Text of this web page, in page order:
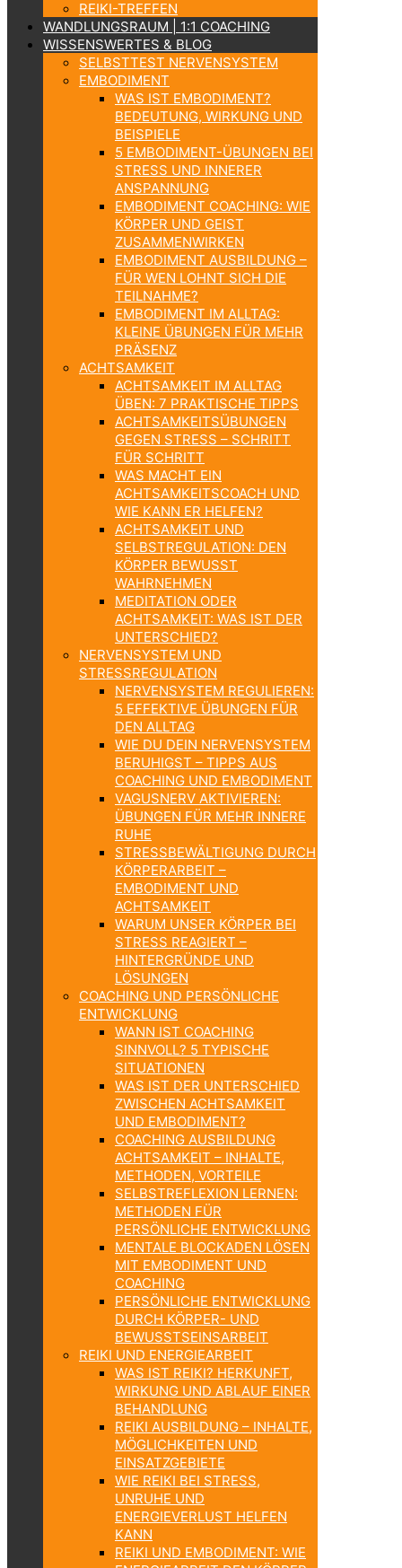
REIKI-TREFFEN
WANDLUNGSRAUM | 1:1 COACHING
WISSENSWERTES & BLOG
SELBSTTEST NERVENSYSTEM
EMBODIMENT
WAS IST EMBODIMENT?
BEDEUTUNG, WIRKUNG UND
BEISPIELE
5 EMBODIMENT-ÜBUNGEN BEI
STRESS UND INNERER
ANSPANNUNG
EMBODIMENT COACHING: WIE
KÖRPER UND GEIST
ZUSAMMENWIRKEN
EMBODIMENT AUSBILDUNG –
FÜR WEN LOHNT SICH DIE
TEILNAHME?
EMBODIMENT IM ALLTAG:
KLEINE ÜBUNGEN FÜR MEHR
PRÄSENZ
ACHTSAMKEIT
ACHTSAMKEIT IM ALLTAG
ÜBEN: 7 PRAKTISCHE TIPPS
ACHTSAMKEITSÜBUNGEN
GEGEN STRESS – SCHRITT
FÜR SCHRITT
WAS MACHT EIN
ACHTSAMKEITSCOACH UND
WIE KANN ER HELFEN?
ACHTSAMKEIT UND
SELBSTREGULATION: DEN
KÖRPER BEWUSST
WAHRNEHMEN
MEDITATION ODER
ACHTSAMKEIT: WAS IST DER
UNTERSCHIED?
NERVENSYSTEM UND
STRESSREGULATION
NERVENSYSTEM REGULIEREN:
5 EFFEKTIVE ÜBUNGEN FÜR
DEN ALLTAG
WIE DU DEIN NERVENSYSTEM
BERUHIGST – TIPPS AUS
COACHING UND EMBODIMENT
VAGUSNERV AKTIVIEREN:
ÜBUNGEN FÜR MEHR INNERE
RUHE
STRESSBEWÄLTIGUNG DURCH
KÖRPERARBEIT –
EMBODIMENT UND
ACHTSAMKEIT
WARUM UNSER KÖRPER BEI
STRESS REAGIERT –
HINTERGRÜNDE UND
LÖSUNGEN
COACHING UND PERSÖNLICHE
ENTWICKLUNG
WANN IST COACHING
SINNVOLL? 5 TYPISCHE
SITUATIONEN
WAS IST DER UNTERSCHIED
ZWISCHEN ACHTSAMKEIT
UND EMBODIMENT?
COACHING AUSBILDUNG
ACHTSAMKEIT – INHALTE,
METHODEN, VORTEILE
SELBSTREFLEXION LERNEN:
METHODEN FÜR
PERSÖNLICHE ENTWICKLUNG
MENTALE BLOCKADEN LÖSEN
MIT EMBODIMENT UND
COACHING
PERSÖNLICHE ENTWICKLUNG
DURCH KÖRPER- UND
BEWUSSTSEINSARBEIT
REIKI UND ENERGIEARBEIT
WAS IST REIKI? HERKUNFT,
WIRKUNG UND ABLAUF EINER
BEHANDLUNG
REIKI AUSBILDUNG – INHALTE,
MÖGLICHKEITEN UND
EINSATZGEBIETE
WIE REIKI BEI STRESS,
UNRUHE UND
ENERGIEVERLUST HELFEN
KANN
REIKI UND EMBODIMENT: WIE